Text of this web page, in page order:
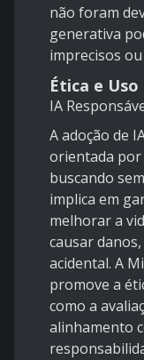
não foram
generativa
imprecisos
Ética e Uso
IA
A adoção de
orientada
buscando
implica em
melhorar a
causar
acidental. A
promove a
como a
alinhamento